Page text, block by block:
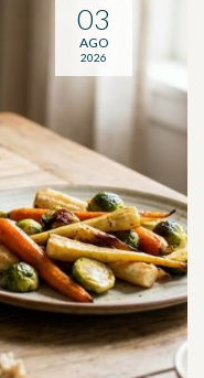
03
AGO
2026